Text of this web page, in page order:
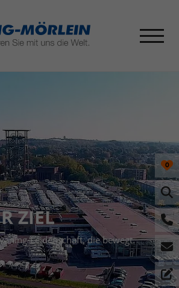
0
ZIEL
Leidenschaft, die bewegt.